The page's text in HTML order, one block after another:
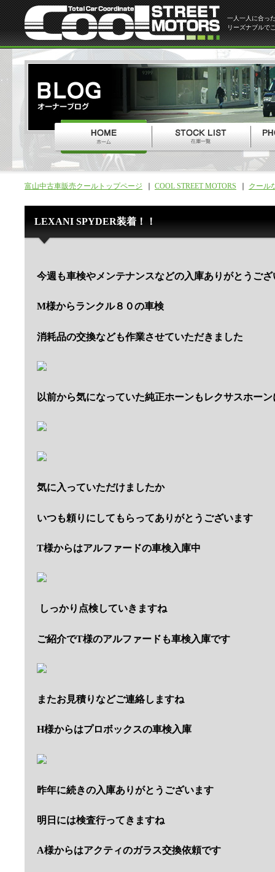
一人一人に合っ
リーズナブルで
富山中古車販売クールトップページ COOL STREET MOTORS クール
LEXANI SPYDER装着！！
今週も車検やメンテナンスなどの入庫ありがとうござ
M様からランクル８０の車検
消耗品の交換なども作業させていただきました
以前から気になっていた純正ホーンもレクサスホー
気に入っていただけましたか
いつも頼りにしてもらってありがとうございます
T様からはアルファードの車検入庫中
しっかり点検していきますね
ご紹介でT様のアルファードも車検入庫です
またお見積りなどご連絡しますね
H様からはプロボックスの車検入庫
昨年に続きの入庫ありがとうございます
明日には検査行ってきますね
A様からはアクティのガラス交換依頼です